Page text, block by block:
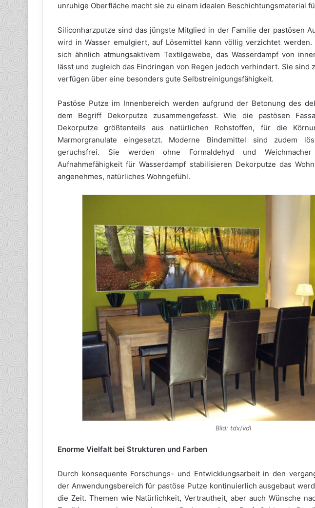
unruhige Oberfläche macht sie zu einem idealen Beschichtungsmaterial
Siliconharzputze sind das jüngste Mitglied in der Familie der pastösen
wird in Wasser emulgiert, auf Lösemittel kann völlig verzichtet werden.
sich ähnlich atmungsaktivem Textilgewebe, das Wasserdampf von
lässt und zugleich das Eindringen von Regen jedoch verhindert. Sie sind
verfügen über eine besonders gute Selbstreinigungsfähigkeit.
Pastöse Putze im Innenbereich werden aufgrund der Betonung des
dem Begriff Dekorputze zusammengefasst. Wie die pastösen
Dekorputze größtenteils aus natürlichen Rohstoffen, für die
Marmorgranulate eingesetzt. Moderne Bindemittel sind zudem
geruchsfrei. Sie werden ohne Formaldehyd und
Aufnahmefähigkeit für Wasserdampf stabilisieren Dekorputze das
angenehmes, natürliches Wohngefühl.
Bild: tdx/vdl
Enorme Vielfalt bei Strukturen und Farben
Durch konsequente Forschungs- und Entwicklungsarbeit in den
der Anwendungsbereich für pastöse Putze kontinuierlich ausgebaut
die Zeit. Themen wie Natürlichkeit, Vertrautheit, aber auch Wünsche